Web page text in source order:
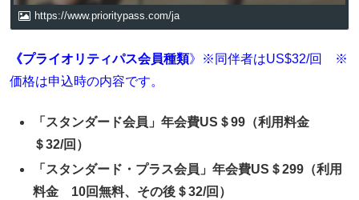
https://www.prioritypass.com/ja
《プライオリティパス会員種類》※同伴者はUS$32/回 ※
価格は申込時の内容です。
「スタンダード会員」年会費US＄99（利用料金
＄32/回）
「スタンダード・プラス会員」年会費US＄299（利用
料金 10回無料、その後＄32/回）